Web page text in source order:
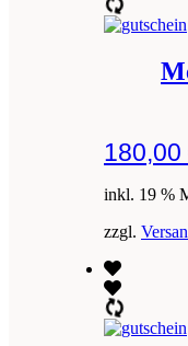
180,00
inkl. 19 %
zzgl.